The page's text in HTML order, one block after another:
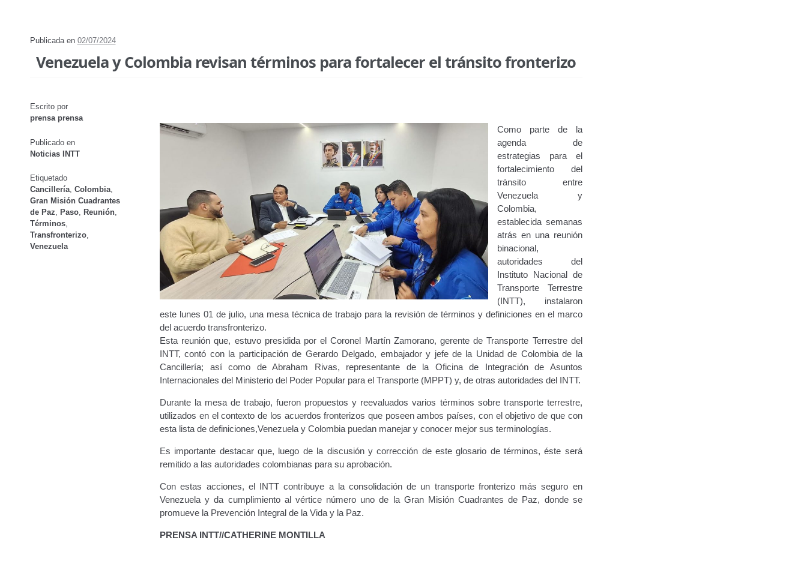
Publicada en 02/07/2024
Venezuela y Colombia revisan términos para fortalecer el tránsito fronterizo
Escrito por
prensa prensa
Publicado en
Noticias INTT
Etiquetado
Cancillería, Colombia,
Gran Misión Cuadrantes
de Paz
Paso, Reunión,
Términos,
Transfronterizo,
Venezuela
Como parte de la
agenda de
estrategias para el
fortalecimiento del
tránsito entre
Venezuela y
Colombia,
establecida semanas
atrás en una reunión
binacional,
autoridades del
Instituto Nacional de
Transporte Terrestre
(INTT), instalaron
este lunes 01 de julio, una mesa técnica de trabajo para la revisión de términos y definiciones en el marco
del acuerdo transfronterizo.
Esta reunión que, estuvo presidida por el Coronel Martín Zamorano, gerente de Transporte Terrestre del
INTT, contó con la participación de Gerardo Delgado, embajador y jefe de la Unidad de Colombia de la
Cancillería; así como de Abraham Rivas, representante de la Oficina de Integración de Asuntos
Internacionales del Ministerio del Poder Popular para el Transporte (MPPT) y, de otras autoridades del INTT.
Durante la mesa de trabajo, fueron propuestos y reevaluados varios términos sobre transporte terrestre,
utilizados en el contexto de los acuerdos fronterizos que poseen ambos países, con el objetivo de que con
esta lista de definiciones,Venezuela y Colombia puedan manejar y conocer mejor sus terminologías.
Es importante destacar que, luego de la discusión y corrección de este glosario de términos, éste será
remitido a las autoridades colombianas para su aprobación.
Con estas acciones, el INTT contribuye a la consolidación de un transporte fronterizo más seguro en
Venezuela y da cumplimiento al vértice número uno de la Gran Misión Cuadrantes de Paz, donde se
promueve la Prevención Integral de la Vida y la Paz.
PRENSA INTT//CATHERINE MONTILLA